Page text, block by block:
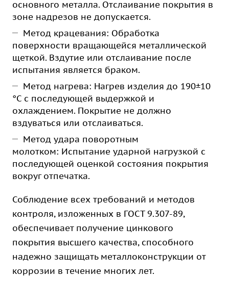
основного металла. Отслаивание покрытия в
зоне надрезов не допускается.
Метод крацевания: Обработка
поверхности вращающейся металлической
щеткой. Вздутие или отслаивание после
испытания является браком.
Метод нагрева: Нагрев изделия до 190±10
°C с последующей выдержкой и
охлаждением. Покрытие не должно
вздуваться или отслаиваться.
Метод удара поворотным
молотком: Испытание ударной нагрузкой с
последующей оценкой состояния покрытия
вокруг отпечатка.
Соблюдение всех требований и методов
контроля, изложенных в ГОСТ 9.307-89,
обеспечивает получение цинкового
покрытия высшего качества, способного
надежно защищать металлоконструкции от
коррозии в течение многих лет.